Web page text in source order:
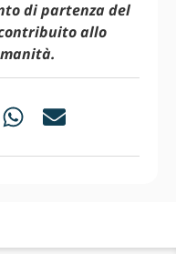
di partenza del
allo